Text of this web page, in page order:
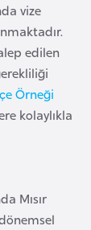
vize
edilen
Örneği
kolaylıkla
Mısır